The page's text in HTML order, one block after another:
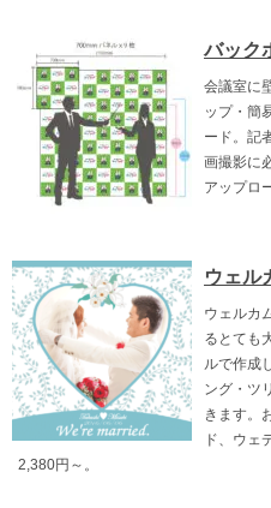
バック
会議室に
ップ・簡
ード。記
画撮影に
アップロ
ウェル
ウェルカ
るとても
ルで作成
ング・ツ
きます。
ド、ウェ
2,380円～。